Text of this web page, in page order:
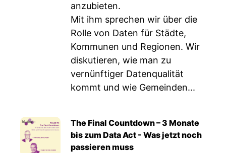
anzubieten.
Mit ihm sprechen wir über die
Rolle von Daten für Städte,
Kommunen und Regionen. Wir
diskutieren, wie man zu
vernünftiger Datenqualität
kommt und wie Gemeinden...
The Final Countdown – 3 Monate
bis zum Data Act - Was jetzt noch
passieren muss